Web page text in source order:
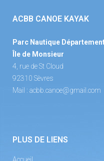
ACBB CANOE KAYAK
Parc Nautique
Île de Monsieur
4, rue de St Cloud
92310 Sèvres
Mail : acbb.canoe@gmail.com
PLUS DE LIENS